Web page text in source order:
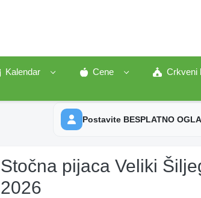
Kalendar Cene Crkveni
Postavite BESPLATNO
Stočna pijaca Veliki
2026